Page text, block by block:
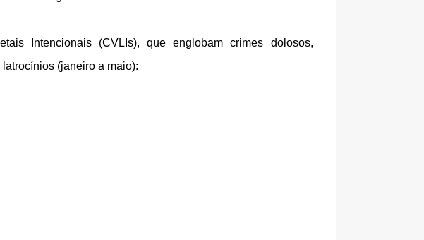
Intencionais (CVLIs), que englobam crimes dolosos,
(janeiro a maio):